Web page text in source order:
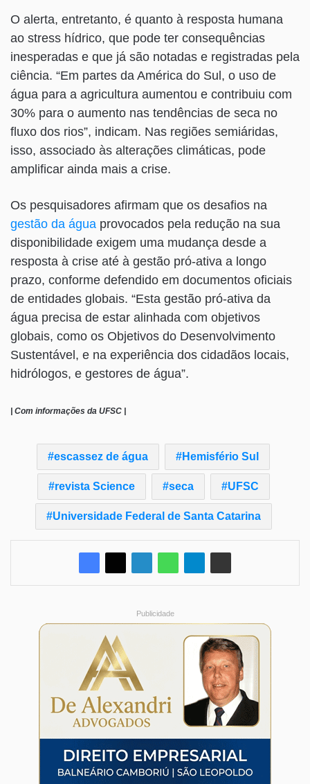
O alerta, entretanto, é quanto à resposta humana
ao stress hídrico, que pode ter consequências
inesperadas e que já são notadas e registradas pela
ciência. “Em partes da América do Sul, o uso de
água para a agricultura aumentou e contribuiu com
30% para o aumento nas tendências de seca no
fluxo dos rios”, indicam. Nas regiões semiáridas,
isso, associado às alterações climáticas, pode
amplificar ainda mais a crise.
Os pesquisadores afirmam que os desafios na
gestão da água provocados pela redução na sua
disponibilidade exigem uma mudança desde a
resposta à crise até à gestão pró-ativa a longo
prazo, conforme defendido em documentos oficiais
de entidades globais. “Esta gestão pró-ativa da
água precisa de estar alinhada com objetivos
globais, como os Objetivos do Desenvolvimento
Sustentável, e na experiência dos cidadãos locais,
hidrólogos, e gestores de água”.
| Com informações da UFSC |
escassez de água Hemisfério Sul
revista Science seca UFSC
Universidade Federal de Santa Catarina
Publicidade